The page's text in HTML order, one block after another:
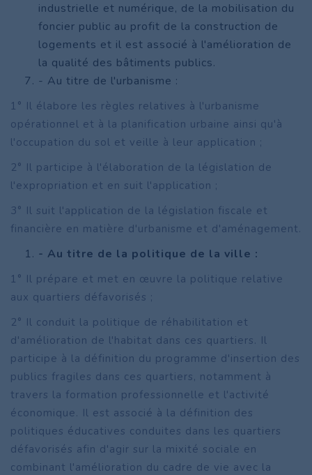
industrielle et numérique, de la mobilisation du
foncier public au profit de la construction de
logements et il est associé à l'amélioration de
la qualité des bâtiments publics.
- Au titre de l'urbanisme :
1° Il élabore les règles relatives à l'urbanisme
opérationnel et à la planification urbaine ainsi qu'à
l'occupation du sol et veille à leur application ;
2° Il participe à l'élaboration de la législation de
l'expropriation et en suit l'application ;
3° Il suit l'application de la législation fiscale et
financière en matière d'urbanisme et d'aménagement.
- Au titre de la politique de la ville :
1° Il prépare et met en œuvre la politique relative
aux quartiers défavorisés ;
2° Il conduit la politique de réhabilitation et
d'amélioration de l'habitat dans ces quartiers. Il
participe à la définition du programme d'insertion des
publics fragiles dans ces quartiers, notamment à
travers la formation professionnelle et l'activité
économique. Il est associé à la définition des
politiques éducatives conduites dans les quartiers
défavorisés afin d'agir sur la mixité sociale en
combinant l'amélioration du cadre de vie avec la